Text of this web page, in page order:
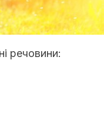
речовини: